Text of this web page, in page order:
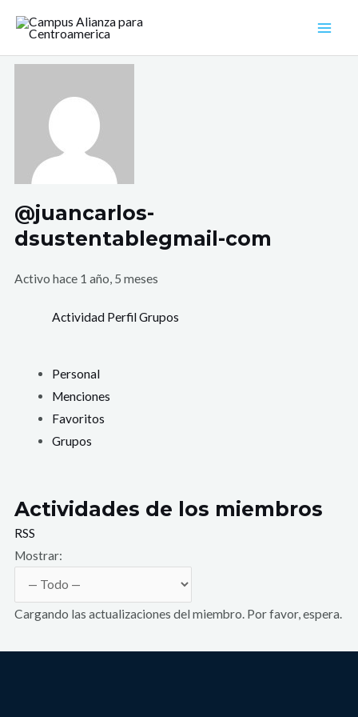
contenido
@juancarlos-
dsustentablegmail-com
Activo hace 1 año, 5 meses
Actividad PerfilGrupos
Personal
Menciones
Favoritos
Grupos
Actividades de los miembros
RSS
Mostrar:
Cargando las actualizaciones del miembro. Por favor, espera.